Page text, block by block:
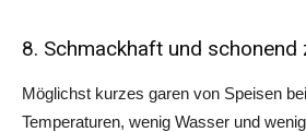
8. Schmackhaft und schonend
Möglichst kurzes garen von Speisen
Temperaturen, wenig Wasser und